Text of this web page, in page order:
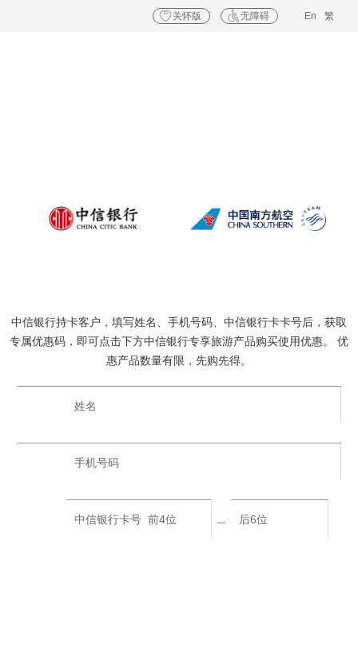
关怀版 无障碍 En 繁
中信银行持卡客户，填写姓名、手机号码、中信银行卡卡号后， 获取
专属优惠码，即可点击下方中信银行专享旅游产品购买使用优惠。 优
惠产品数量有限，先购先得。
一